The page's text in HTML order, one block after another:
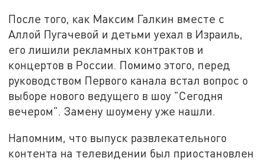
После того, как Максим Галкин вместе с
Аллой Пугачевой и детьми уехал в Израиль,
его лишили рекламных контрактов и
концертов в России. Помимо этого, перед
руководством Первого канала встал вопрос о
выборе нового ведущего в шоу "Сегодня
вечером". Замену шоумену уже нашли.
Напомним, что выпуск развлекательного
контента на телевидении был приостановлен